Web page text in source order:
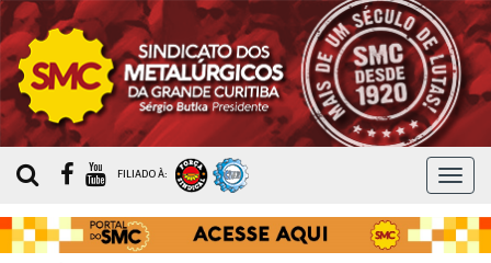
MENU
FILIADO À: